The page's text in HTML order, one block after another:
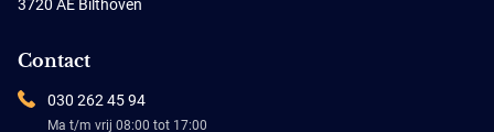
3720 AE Bilthoven
Contact
030 262 45 94
Ma t/m vrij 08:00 tot 17:00